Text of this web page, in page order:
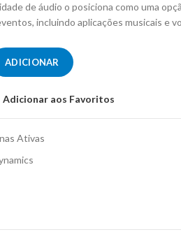
de áudio o posiciona como uma
incluindo aplicações musicais e
DYNAMICS PDY215A
ADICIONAR
Adicionar aos Favoritos
Ativas